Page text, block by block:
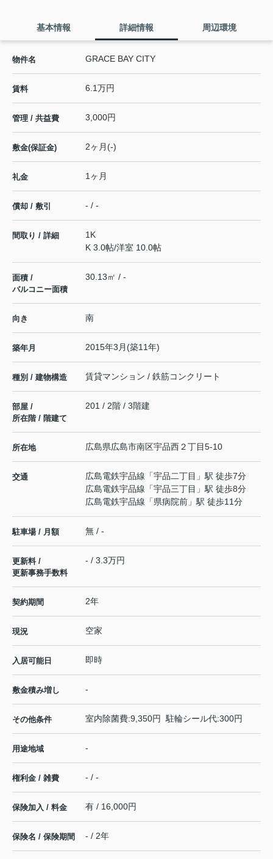
基本情報 詳細情報 周辺環境
物件名 GRACE BAY CITY
賃料 6.1万円
管理 / 共益費 3,000円
敷金(保証金) 2ヶ月(-)
礼金 1ヶ月
償却 / 敷引 - / -
間取り / 詳細
1K
K 3.0帖/洋室 10.0帖
面積 /
バルコニー面積
30.13㎡ / -
向き 南
築年月 2015年3月(築11年)
種別 / 建物構造 賃貸マンション / 鉄筋コンクリート
部屋 /
所在階 / 階建て
201 / 2階 / 3階建
所在地 広島県広島市南区宇品西２丁目5-10
交通 広島電鉄宇品線 「宇品二丁目 」駅 徒歩7分
広島電鉄宇品線 「宇品三丁目 」駅 徒歩8分
広島電鉄宇品線 「県病院前 」駅 徒歩11分
駐車場 / 月額 無 / -
更新料 /
更新事務手数料
- / 3.3万円
契約期間 2年
現況 空家
入居可能日 即時
敷金積み増し -
その他条件 室内除菌費:9,350円 駐輪シール代:300円
用途地域 -
権利金 / 雑費 - / -
保険加入 / 料金 有 / 16,000円
保険名 / 保険期間 - / 2年